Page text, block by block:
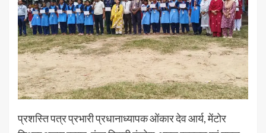
प्रशस्ति पत्र प्रभारी प्रधानाध्यापक ओंकार देव आर्य, मेंटोर